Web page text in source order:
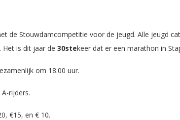
de Stouwdamcompetitie voor de jeugd. Alle jeugd
is dit jaar de 30stekeer dat er een marathon in
om 18.00 uur.
rijders.
€15, en € 10.